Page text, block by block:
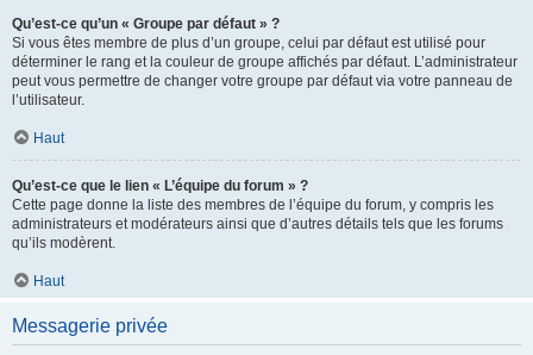
Qu’est-ce qu’un « Groupe par défaut » ?
Si vous êtes membre de plus d’un groupe, celui par défaut est utilisé pour
déterminer le rang et la couleur de groupe affichés par défaut. L’administrateur
peut vous permettre de changer votre groupe par défaut via votre panneau de
l’utilisateur.
Haut
Qu’est-ce que le lien « L’équipe du forum » ?
Cette page donne la liste des membres de l’équipe du forum, y compris les
administrateurs et modérateurs ainsi que d’autres détails tels que les forums
qu’ils modèrent.
Haut
Messagerie privée